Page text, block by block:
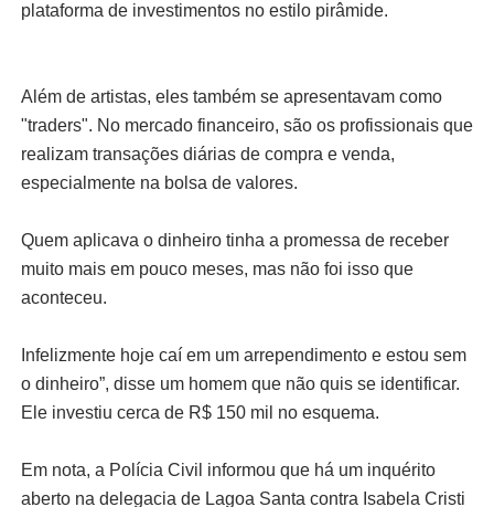
plataforma de investimentos no estilo pirâmide.
Além de artistas, eles também se apresentavam como
"traders". No mercado financeiro, são os profissionais que
realizam transações diárias de compra e venda,
especialmente na bolsa de valores.
Quem aplicava o dinheiro tinha a promessa de receber
muito mais em pouco meses, mas não foi isso que
aconteceu.
Infelizmente hoje caí em um arrependimento e estou sem
o dinheiro”, disse um homem que não quis se identificar.
Ele investiu cerca de R$ 150 mil no esquema.
Em nota, a Polícia Civil informou que há um inquérito
aberto na delegacia de Lagoa Santa contra Isabela Cristi